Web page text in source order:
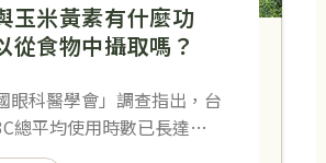
玉米黃素有什麼功
從食物中攝取嗎？
眼科醫學會」調查指出，台
總平均使用時數已長達…